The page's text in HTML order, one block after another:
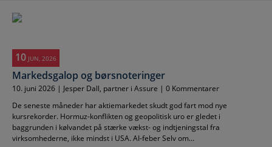
10 JUN, 2026
Markedsgalop og børsnoteringer
10. juni 2026 | Jesper Dall, partner i Assure | 0 Kommentarer
De seneste måneder har aktiemarkedet skudt god fart mod nye
kursrekorder. Hormuz-konflikten og geopolitisk uro er gledet i
baggrunden i kølvandet på stærke vækst- og indtjeningstal fra
virksomhederne, ikke mindst i USA. AI-feber Selv om…